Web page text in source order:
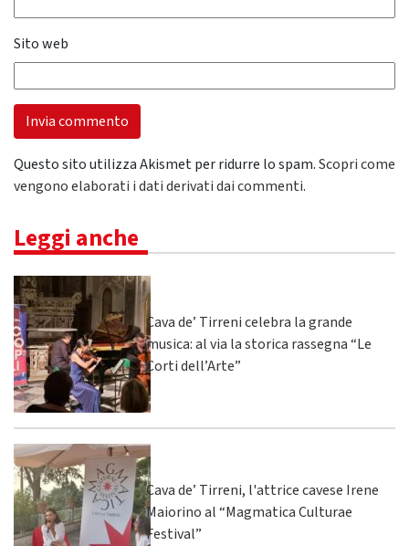
Sito web
Questo sito utilizza Akismet per ridurre lo spam.Scopri come
vengono elaborati i dati derivati dai commenti.
Leggi anche
Cava de’ Tirreni celebra la grande
musica: al via la storica rassegna “Le
Corti dell’Arte”
Cava de’ Tirreni, l'attrice cavese Irene
Maiorino al “Magmatica Culturae
Festival”